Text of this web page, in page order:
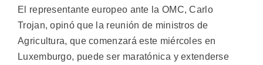
El representante europeo ante la OMC, Carlo
Trojan, opinó que la reunión de ministros de
Agricultura, que comenzará este miércoles en
Luxemburgo, puede ser maratónica y extenderse